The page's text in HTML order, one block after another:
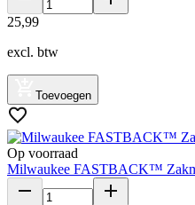
25,99
excl. btw
Toevoegen
Op voorraad
Milwaukee FASTBACK™